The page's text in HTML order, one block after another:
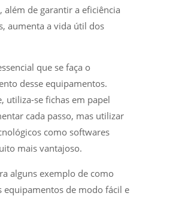
além de garantir a eficiência
aumenta a vida útil dos
que se faça o
desse equipamentos.
utiliza-se fichas em papel
cada passo, mas utilizar
como softwares
mais vantajoso.
alguns exemplo de como
equipamentos de modo fácil e